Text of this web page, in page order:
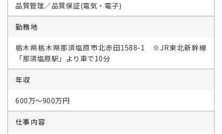
品質管理／品質保証(電気・電子)
勤務地
栃木県栃木県那須塩原市北赤田1588-1 ※JR東北新幹線
「那須塩原駅」より車で10分
年収
600万～900万円
仕事内容